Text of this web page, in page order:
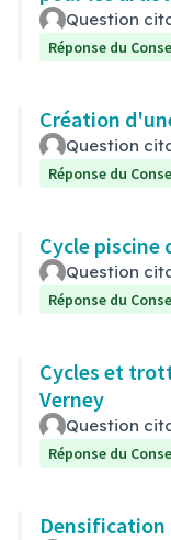
Question
Réponse du
Création
Question
Réponse du
Cycle piscine
Question
Réponse du
Cycles et
Verney
Question
Réponse du
Densification